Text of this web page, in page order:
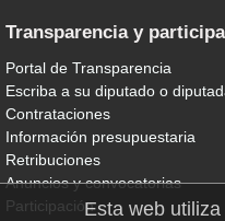
Transparencia y
Portal de Transparencia
Escriba a su diputado o
Contrataciones
Información presupuestaria
Retribuciones
Anuncios y convocatorias
ParticipaciónEsta web